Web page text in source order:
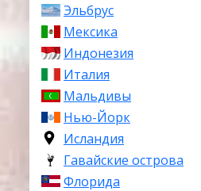
Эльбрус
Мексика
Индонезия
Италия
Мальдивы
Нью-Йорк
Исландия
Гавайские острова
Флорида